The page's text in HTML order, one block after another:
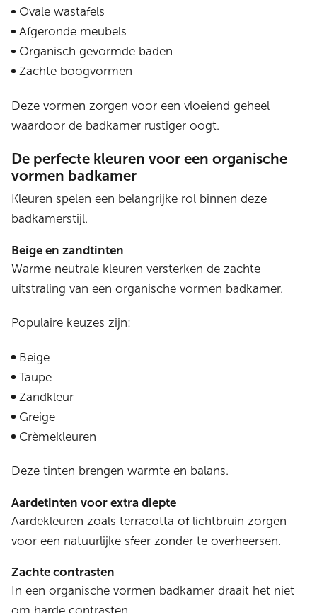
Ovale wastafels
Afgeronde meubels
Organisch gevormde baden
Zachte boogvormen
Deze vormen zorgen voor een vloeiend geheel
waardoor de badkamer rustiger oogt.
De perfecte kleuren voor een organische
vormen badkamer
Kleuren spelen een belangrijke rol binnen deze
badkamerstijl.
Beige en zandtinten
Warme neutrale kleuren versterken de zachte
uitstraling van een organische vormen badkamer.
Populaire keuzes zijn:
Beige
Taupe
Zandkleur
Greige
Crèmekleuren
Deze tinten brengen warmte en balans.
Aardetinten voor extra diepte
Aardekleuren zoals terracotta of lichtbruin zorgen
voor een natuurlijke sfeer zonder te overheersen.
Zachte contrasten
In een organische vormen badkamer draait het niet